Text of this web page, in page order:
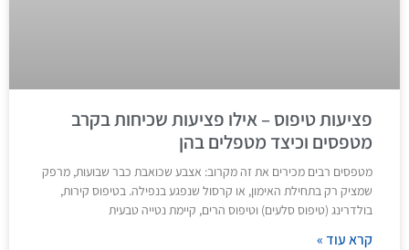
פציעות טיפוס – אילו פציעות שכיחות בקרב
מטפסים וכיצד מטפלים בהן
מטפסים רבים מכירים את זה מקרוב: אצבע שכואבת כבר שבועות, מרפק
שמציק רק בתחילת האימון, או קרסול שנפגע בנפילה. בטיפוס קירות,
בולדרינג (טיפוס סלעים) וטיפוס הרים, קיימת נטייה טבעית
קרא עוד »